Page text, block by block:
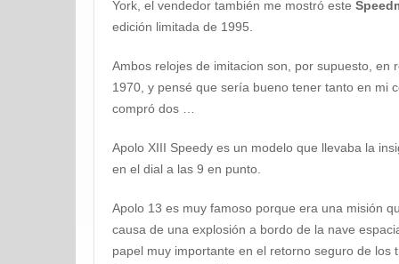
York, el vendedor también me mostró este
edición limitada de 1995.
Ambos relojes de imitacion son, por supuesto, en
1970, y pensé que sería bueno tener tanto en mi
compró dos …
Apolo XIII Speedy es un modelo que llevaba la
en el dial a las 9 en punto.
Apolo 13 es muy famoso porque era una misión
causa de una explosión a bordo de la nave
papel muy importante en el retorno seguro de los